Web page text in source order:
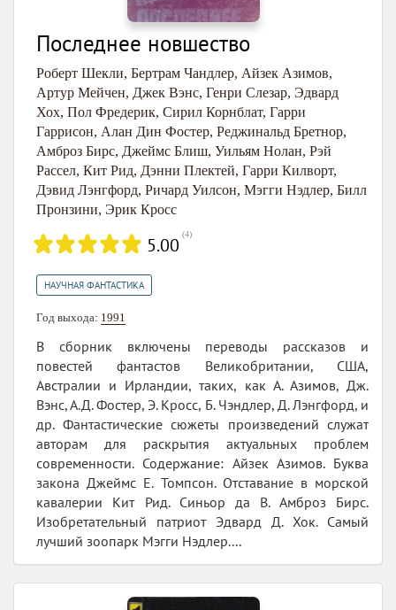
Последнее новшество
Роберт Шекли, Бертрам Чандлер, Айзек Азимов,
Артур Мейчен, Джек Вэнс, Генри Слезар, Эдвард
Хох, Пол Фредерик, Сирил Корнблат, Гарри
Гаррисон, Алан Дин Фостер, Реджинальд Бретнор,
Амброз Бирс, Джеймс Блиш, Уильям Нолан, Рэй
Рассел, Кит Рид, Дэнни Плектей, Гарри Килворт,
Дэвид Лэнгфорд, Ричард Уилсон, Мэгги Нэдлер, Билл
Пронзини, Эрик Кросс
5.00 (4)
НАУЧНАЯ ФАНТАСТИКА
Год выхода: 1991
В сборник включены переводы рассказов и
повестей фантастов Великобритании, США,
Австралии и Ирландии, таких, как А. Азимов, Дж.
Вэнс, А.Д. Фостер, Э. Кросс, Б. Чэндлер, Д. Лэнгфорд, и
др. Фантастические сюжеты произведений служат
авторам для раскрытия актуальных проблем
современности. Содержание: Айзек Азимов. Буква
закона Джеймс Е. Томпсон. Отставание в морской
кавалерии Кит Рид. Синьор да В. Амброз Бирс.
Изобретательный патриот Эдвард Д. Хок. Самый
лучший зоопарк Мэгги Нэдлер....